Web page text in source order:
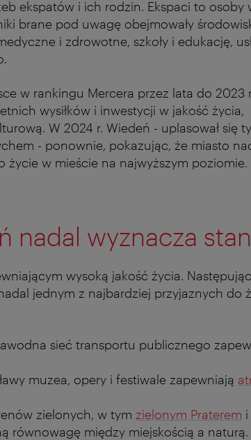
ekspatów i ich rodzin. Ekspaci to osoby
brane pod uwagę obejmowały
i zdrowotne, szkoły i edukację,
w rankingu Mercera przez lata do 2023
wysiłków i inwestycji w jakość życia,
W 2024 r. Wiedeń -️ uplasował się
-️ ponownie, pokazując, że miasto
życie w mieście na najwyższym poziomie.
nadal wyznacza
wysoką jakość życia.
jednym z najbardziej przyjaznych do
sieć transportu publicznego
muzea, opery i festiwale zapewniają
zielonych, w tym zielonym Praterem i
równowagę między miejskością a naturą.